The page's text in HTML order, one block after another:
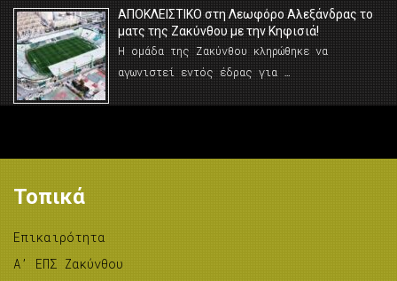
AΠΟΚΛΕΙΣΤΙΚΟ στη Λεωφόρο Αλεξάνδρας το
ματς της Ζακύνθου με την Κηφισιά!
Η ομάδα της Ζακύνθου κληρώθηκε να
αγωνιστεί εντός έδρας για …
Τοπικά
Επικαιρότητα
A’ ΕΠΣ Ζακύνθου